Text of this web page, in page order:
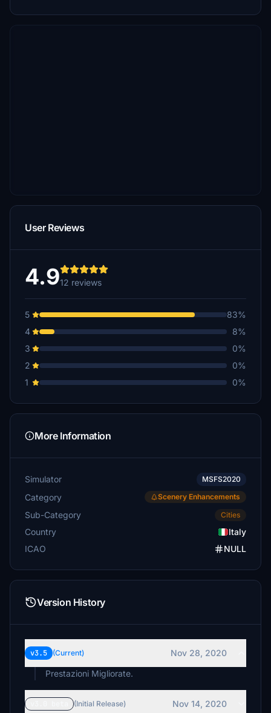
User Reviews
4.912 reviews
5
83%
4
8%
3
0%
2
0%
1
0%
More Information
Simulator MSFS2020
Category Scenery Enhancements
Sub-Category Cities
Country
Italy
ICAO
NULL
Version History
v3.5 (Current)
Nov 28, 2020
Prestazioni Migliorate.
(Initial Release) Nov 14, 2020